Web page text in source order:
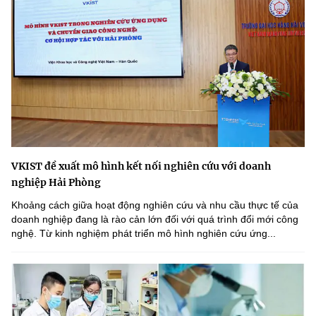
VKIST đề xuất mô hình kết nối nghiên cứu với doanh
nghiệp Hải Phòng
Khoảng cách giữa hoạt động nghiên cứu và nhu cầu thực tế của
doanh nghiệp đang là rào cản lớn đối với quá trình đổi mới công
nghệ. Từ kinh nghiệm phát triển mô hình nghiên cứu ứng...